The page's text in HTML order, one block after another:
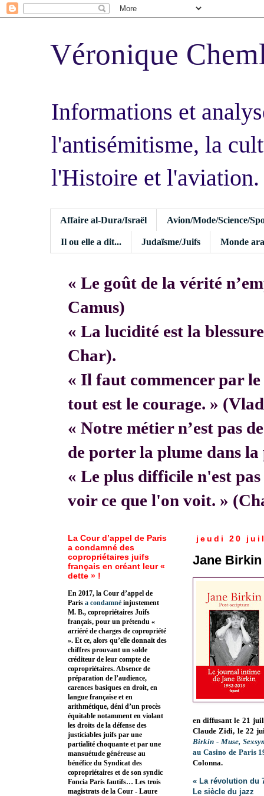
Véronique
Informations et
l'antisémitisme, la
l'Histoire et l'aviation.
Affaire al-Dura/Israël Avion/Mode/Science/
Il ou elle a dit... Judaïsme/Juifs Monde
« Le goût de la vérité
Camus)
« La lucidité est la
Char).
« Il faut commencer par le
tout est le courage. »
« Notre métier n’est pas
de porter la plume dans
« Le plus difficile n'est
voir ce que l'on voit. »
jeudi 20
Jane Birkin
en diffusant le 21
Claude Zidi, le 22
Birkin - Muse,
au Casino de Paris
Colonna.
« La révolution du
Le siècle du jazz
La Cour d’appel de Paris
a condamné des
copropriétaires juifs
français en créant leur «
dette » !
En 2017, la Cour d’appel de
Paris a condamné injustement
M. B., copropriétaires Juifs
français, pour un prétendu «
arriéré de charges de copropriété
». Et ce, alors qu’elle donnait des
chiffres prouvant un solde
créditeur de leur compte de
copropriétaires. Absence de
préparation de l’audience,
carences basiques en droit, en
langue française et en
arithmétique, déni d’un procès
équitable notamment en violant
les droits de la défense des
justiciables juifs par une
partialité choquante et par une
mansuétude généreuse au
bénéfice du Syndicat des
copropriétaires et de son syndic
Foncia Paris fautifs… Les trois
magistrats de la Cour - Laure